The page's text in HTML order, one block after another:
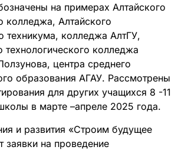
на примерах Алтайского
колледжа, Алтайского
техникума, колледжа АлтГУ,
технологического колледжа
центра среднего
образования АГАУ. Рассмотрены
для других учащихся 8 -11
в марте –апреле 2025 года.
и развития «Строим будущее
заявки на проведение